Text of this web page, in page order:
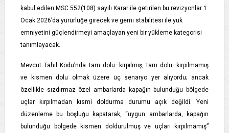
kabul edilen MSC.552(108) sayılı Karar ile getirilen bu revizyonlar 1
Ocak 2026’da yürürlüğe girecek ve gemi stabilitesi ile yük
emniyetini güçlendirmeyi amaçlayan yeni bir yükleme kategorisi
tanımlayacak.
Mevcut Tahıl Kodu’nda tam dolu–kırpılmış, tam dolu–kırpılmamış
ve kısmen dolu olmak üzere üç senaryo yer alıyordu; ancak
özellikle sızdırmaz özel ambarlarda kapağın bulunduğu bölgede
uçlar kırpılmadan kısmi doldurma durumu açık değildi. Yeni
düzenleme bu boşluğu kapatarak, “uygun ambarlarda, kapağın
bulunduğu bölgede kısmen doldurulmuş ve uçları kırpılmamış”